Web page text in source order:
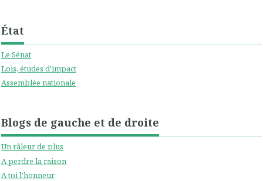
État
Le Sénat
Lois, études d'impact
Assemblée nationale
Blogs de gauche et de droite
Un râleur de plus
A perdre la raison
A toi l'honneur